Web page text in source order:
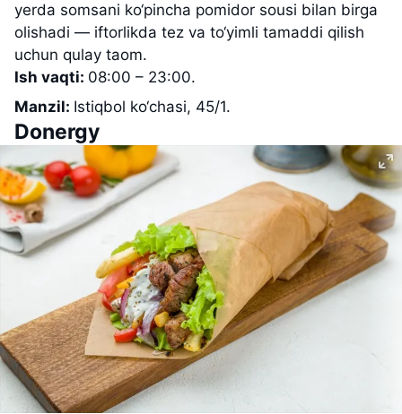
yerda somsani ko‘pincha pomidor sousi bilan birga
olishadi — iftorlikda tez va to‘yimli tamaddi qilish
uchun qulay taom.
Ish vaqti: 08:00 – 23:00.
Manzil: Istiqbol ko‘chasi, 45/1.
Donergy